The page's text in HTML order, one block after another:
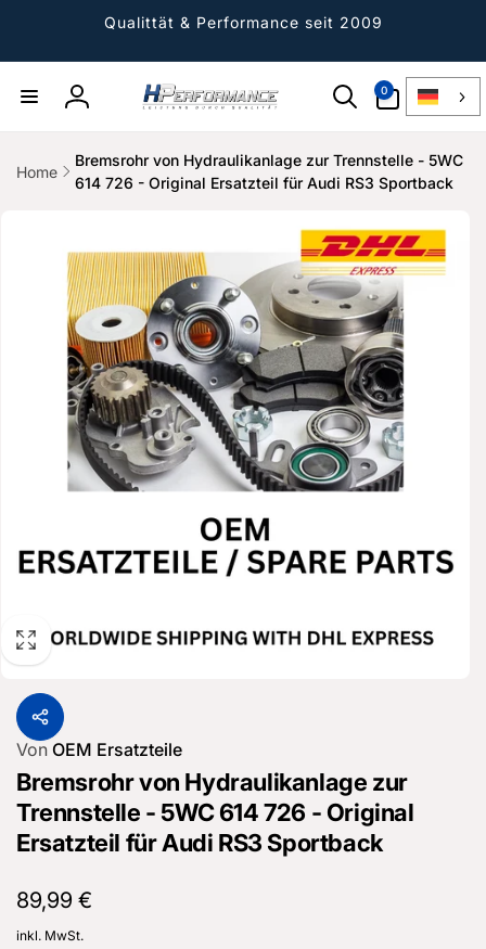
Qualittät & Performance seit 2009
Einloggen
0
Artikel
Home
Bremsrohr von Hydraulikanlage zur Trennstelle - 5WC
614 726 - Original Ersatzteil für Audi RS3 Sportback
Von OEM Ersatzteile
Bremsrohr von Hydraulikanlage zur
Trennstelle - 5WC 614 726 - Original
Ersatzteil für Audi RS3 Sportback
Normaler
Preis
89,99 €
inkl. MwSt.